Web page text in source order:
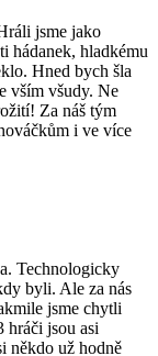
jsme jako
hádanek, hladkému
Hned bych šla
vším všudy. Ne
Za náš tým
i ve více
Technologicky
byli. Ale za nás
jsme chytli
hráči jsou asi
někdo už hodně